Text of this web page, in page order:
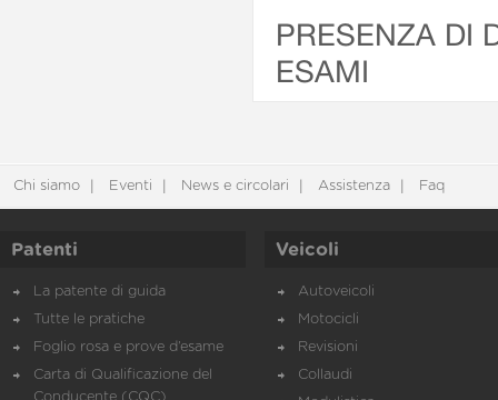
PRESENZA DI
ESAMI
Chi siamo Eventi News e circolari Assistenza Faq
Patenti
La patente di guida
Tutte le pratiche
Foglio rosa e prove d’esame
Carta di Qualificazione del
Conducente (CQC)
Veicoli
Autoveicoli
Motocicli
Revisioni
Collaudi